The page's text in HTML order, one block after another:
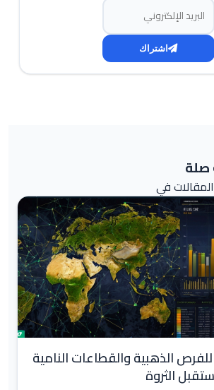
البريد الإلكتروني
اشتراك
صلة
في
الذهبية والقطاعات النامية
الثروة